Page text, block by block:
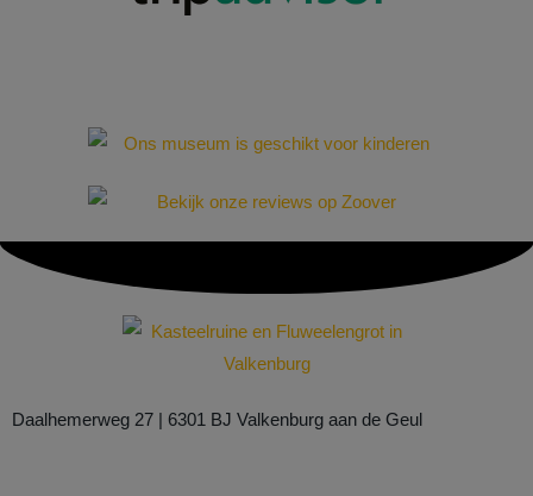
Daalhemerweg 27 | 6301 BJ Valkenburg aan de Geul